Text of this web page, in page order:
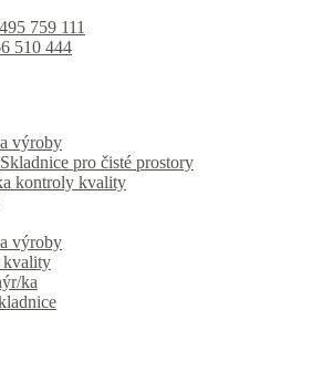
759 111
510 444
výroby
pro čisté prostory
kontroly kvality
výroby
kvality
ka